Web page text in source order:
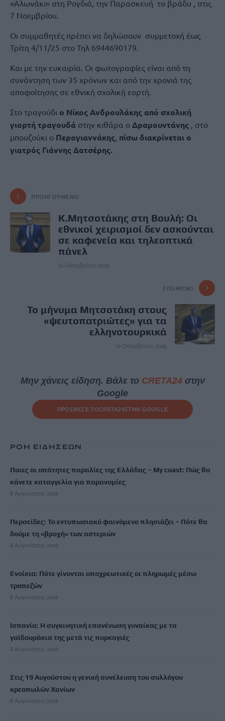
«Αλωνάκι» στη Ρογδιά, την Παρασκευή το βράδυ , στις
7 Νοεμβρίου.
Οι συμμαθητές πρέπει να δηλώσουν συμμετοχή έως
Τρίτη 4/11/25 στο Τηλ 6944690179.
Και με την ευκαιρία. Οι φωτογραφίες είναι από τη
συνάντηση των 35 χρόνων και από την χρονιά της
αποφοίτησης σε εθνική σχολική εορτή.
Στο τραγούδι ο Νίκος Ανδρουλάκης από σχολική
γιορτή τραγουδά στην κιθάρα ο Δραμουντάνης , στο
μπουζούκι ο Περογιαννάκης πίσω διακρίνεται ο
γιατρός Γιάννης Δατσέρης.
ΠΡΟΗΓΟΎΜΕΝΟ
Κ.Μητσοτάκης στη Βουλή: Οι
εθνικοί χειρισμοί δεν ασκούνται
σε καφενεία και τηλεοπτικά
πάνελ
16 Οκτωβρίου, 2025
ΕΠΌΜΕΝΟ
Το μήνυμα Μητσοτάκη στους
«ψευτοπατριώτες» για τα
ελληνοτουρκικά
16 Οκτωβρίου, 2025
Μην χάνεις είδηση. Βάλε το CRETA24στην
Google
ΠΡΟΣΘΕΣΕ ΤΟCRETA24ΣΤΗΝ GOOGLE
ΡΟΗ ΕΙΔΗΣΕΩΝ
Ποιες οι απάτητες παραλίες της Ελλάδας – My coast: Πώς θα
κάνετε καταγγελία για παρανομίες
8 Αυγούστου, 2026
Περσείδες: Το εντυπωσιακό φαινόμενο πλησιάζει – Πότε θα
δούμε τη «βροχή» των αστεριών
8 Αυγούστου, 2026
Ενοίκια: Πότε γίνονται υποχρεωτικές οι πληρωμές μέσω
τραπεζών
8 Αυγούστου, 2026
Ισπανία: Η συγκινητική επανένωση γυναίκας με τα
γαϊδουράκια της μετά τις πυρκαγιές
8 Αυγούστου, 2026
Στις 19 Αυγούστου η γενική συνέλευση του συλλόγου
κρεοπωλών Χανίων
8 Αυγούστου, 2026